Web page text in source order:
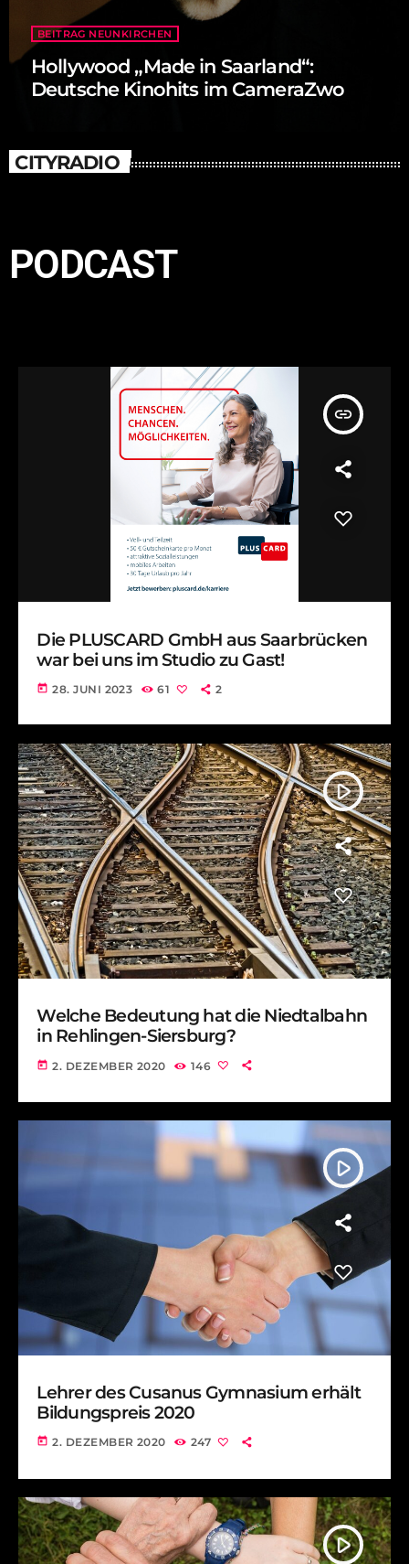
BEITRAG NEUNKIRCHEN
Hollywood „Made in Saarland“:
Deutsche Kinohits im CameraZwo
CITYRADIO
PODCAST
insert_link
Die PLUSCARD GmbH aus Saarbrücken
war bei uns im Studio zu Gast!
today 28. JUNI 2023 61 2
play_arrow
Welche Bedeutung hat die Niedtalbahn
in Rehlingen-Siersburg?
today 2. DEZEMBER 2020 146
play_arrow
Lehrer des Cusanus Gymnasium erhält
Bildungspreis 2020
today 2. DEZEMBER 2020 247
play_arrow